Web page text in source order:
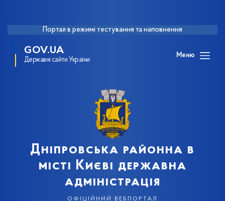
Портал в режимі тестування та наповнення
GOV.UA
Державні сайти України
Меню
Дніпровська районна в
місті Києві державна
адміністрація
офіційний вебпортал